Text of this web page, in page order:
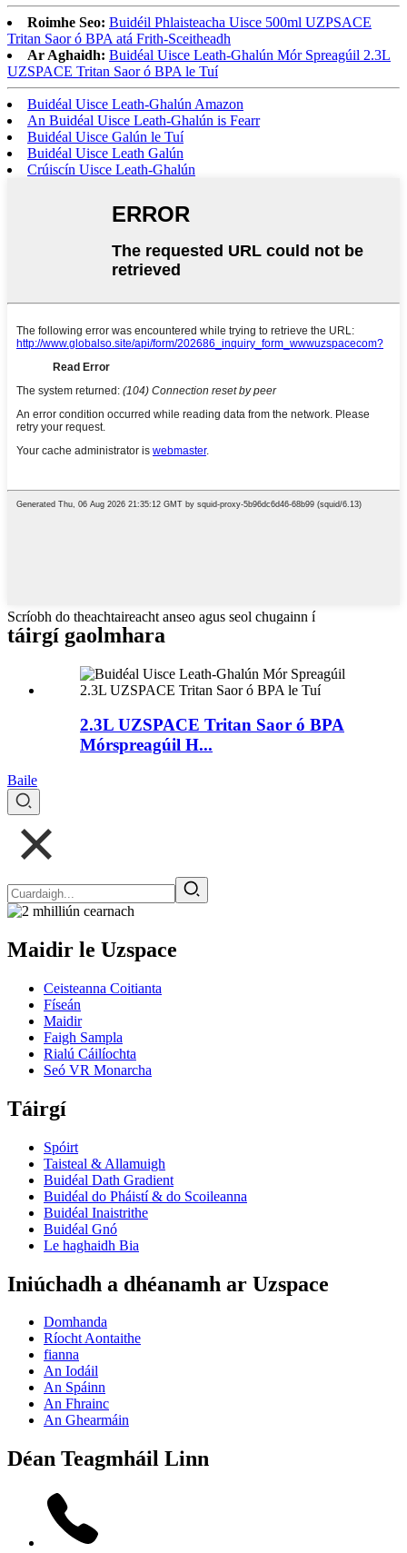
Roimhe Seo: Buidéil Phlaisteacha Uisce 500ml UZPSACE
Tritan Saor ó BPA atá Frith-Sceitheadh
Ar Aghaidh: Buidéal Uisce Leath-Ghalún Mór Spreagúil 2.3L
UZSPACE Tritan Saor ó BPA le Tuí
Buidéal Uisce Leath-Ghalún Amazon
An Buidéal Uisce Leath-Ghalún is Fearr
Buidéal Uisce Galún le Tuí
Buidéal Uisce Leath Galún
Crúiscín Uisce Leath-Ghalún
Scríobh do theachtaireacht anseo agus seol chugainn í
táirgí gaolmhara
2.3L UZSPACE Tritan Saor ó BPA
Mórspreagúil H...
Baile
Maidir le Uzspace
Ceisteanna Coitianta
Físeán
Maidir
Faigh Sampla
Rialú Cáilíochta
Seó VR Monarcha
Táirgí
Spóirt
Taisteal & Allamuigh
Buidéal Dath Gradient
Buidéal do Pháistí & do Scoileanna
Buidéal Inaistrithe
Buidéal Gnó
Le haghaidh Bia
Iniúchadh a dhéanamh ar Uzspace
Domhanda
Ríocht Aontaithe
fianna
An Iodáil
An Spáinn
An Fhrainc
An Ghearmáin
Déan Teagmháil Linn